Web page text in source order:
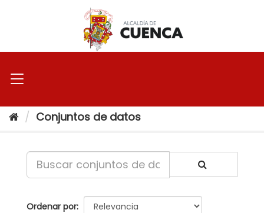
Conjuntos de datos
Ordenar por